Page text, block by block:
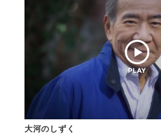
閉じる
大河のしずく